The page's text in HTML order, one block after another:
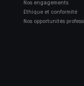
Nos engagements
Ethique et conformité
Nos opportunités